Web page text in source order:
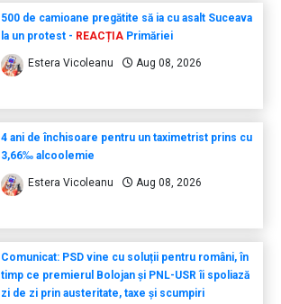
500 de camioane pregătite să ia cu asalt Suceava
la un protest - REACȚIAPrimăriei
Estera Vicoleanu Aug 08, 2026
4 ani de închisoare pentru un taximetrist prins cu
3,66‰ alcoolemie
Estera Vicoleanu Aug 08, 2026
Comunicat: PSD vine cu soluții pentru români, în
timp ce premierul Bolojan și PNL-USR îi spoliază
zi de zi prin austeritate, taxe și scumpiri